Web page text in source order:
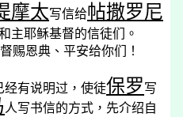
摩太写信给帖撒罗尼
主耶稣基督的信徒们。
赐恩典、平安给你们！
经有说明过，使徒保罗写
人写书信的方式，先介绍自